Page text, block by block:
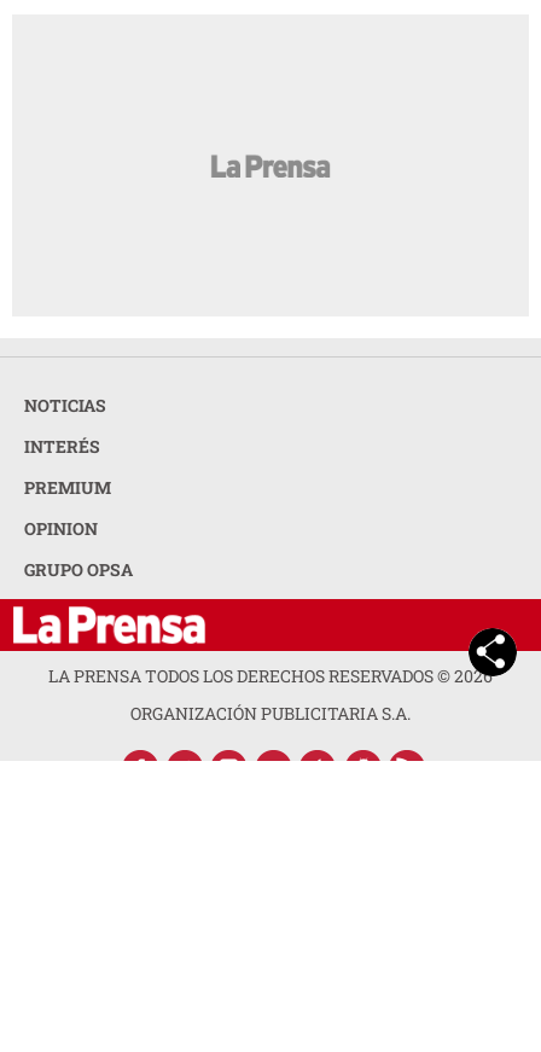
NOTICIAS
INTERÉS
PREMIUM
OPINION
GRUPO OPSA
LA PRENSA TODOS LOS DERECHOS RESERVADOS ©2026
ORGANIZACIÓN PUBLICITARIA S.A.